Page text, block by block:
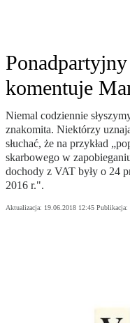
komentuje
Niemal codziennie
znakomita. Niektórzy
słuchać, że na przykład
skarbowego w
dochody z VAT były o 24
2016 r.".
Aktualizacja: 19.06.2018 12:45 Publikacja: